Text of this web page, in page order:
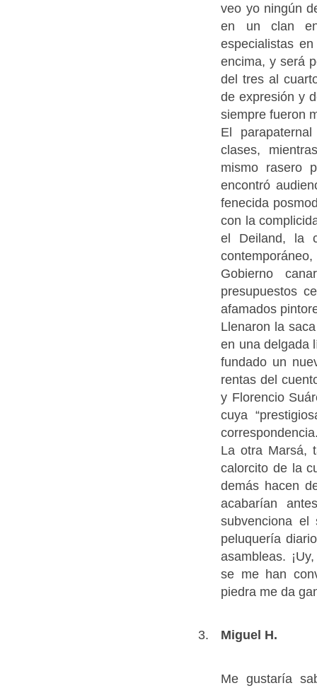
veo yo ningún
en un clan
especialistas
encima, y será
del tres al
de expresión y
siempre fueron
El
clases,
mismo rasero
encontró
fenecida
con la
el Deiland, la
Gobierno
presupuestos
afamados
Llenaron la
en una delgada
fundado un
rentas del
y Florencio
cuya
La otra Marsá,
calorcito de la
demás hacen
acabarían
subvenciona
peluquería
asambleas.
se me han
piedra me da
Miguel H.
Me gustaría